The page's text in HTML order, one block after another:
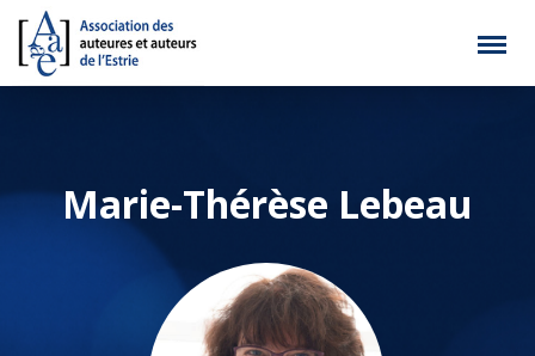
Marie-Thérèse Lebeau